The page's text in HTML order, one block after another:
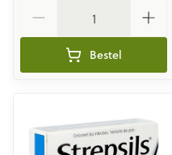
Bestel